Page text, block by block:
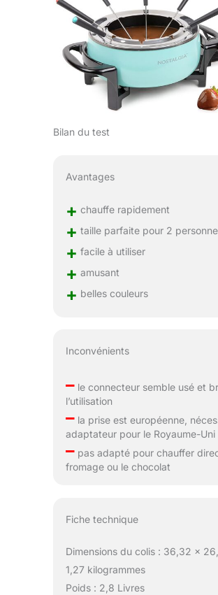
Bilan du test
Avantages
+ chauffe rapidement
+ taille parfaite pour 2
+ facile à utiliser
+ amusant
+ belles couleurs
Inconvénients
–le connecteur semble usé et
l’utilisation
–la prise est européenne,
adaptateur pour le Royaume-Uni
–pas adapté pour chauffer
fromage ou le chocolat
Fiche technique
Dimensions du colis : 36,32 x
1,27 kilogrammes
Poids : 2,8 Livres